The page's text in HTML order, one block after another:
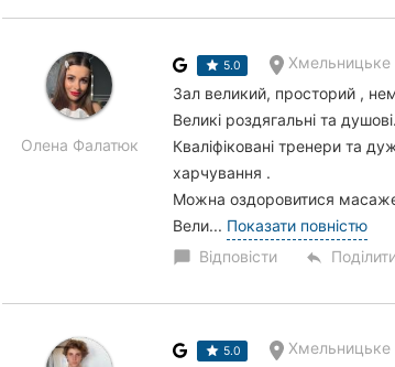
Олена Фалатюк
5.0 Хмельницьке
Зал великий, просторий ,
Великі роздягальні та душові.
Кваліфіковані тренери та
харчування .
Можна оздоровитися
Вели... Показати повністю
chat_bubble Відповісти reply
5.0 Хмельницьке